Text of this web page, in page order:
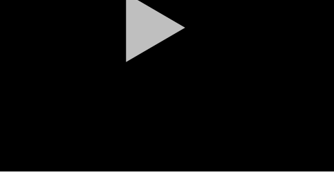
Zažite leto na kúpalisku v
Tvrdošovciach